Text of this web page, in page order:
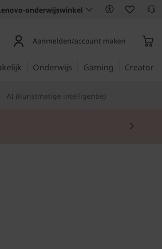
onderwijswinkel
Aanmelden/account maken
Onderwijs Gaming Creator
AI (Kunstmatige intelligentie)